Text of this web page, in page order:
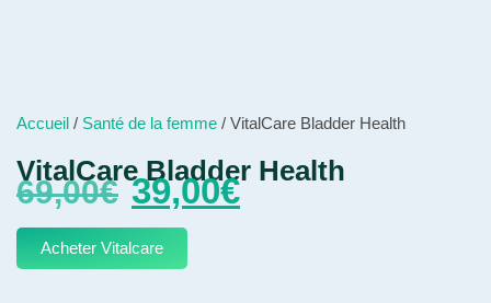
Accueil / Santé de la femme / VitalCare Bladder Health
VitalCare Bladder Health
69,00€ 39,00€
Acheter Vitalcare